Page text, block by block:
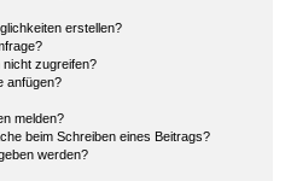
erstellen?
zugreifen?
anfügen?
melden?
beim Schreiben eines Beitrags?
werden?